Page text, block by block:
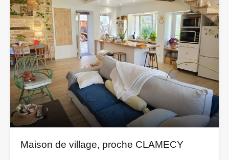
Maison de village, proche CLAMECY